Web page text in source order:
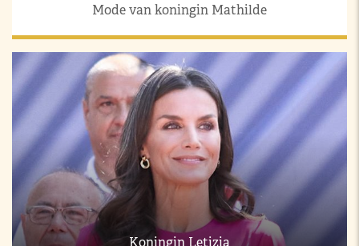
Mode van koningin Mathilde
Koningin Letizia